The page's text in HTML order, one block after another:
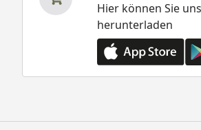
Hier können Sie
herunterladen